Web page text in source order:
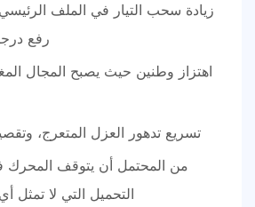
زيادة سحب التيار في الملف
رفع
اهتزاز وطنين حيث يصبح المجال
تسريع تدهور العزل المتعرج،
من المحتمل أن يتوقف
التحميل التي لا تمثل